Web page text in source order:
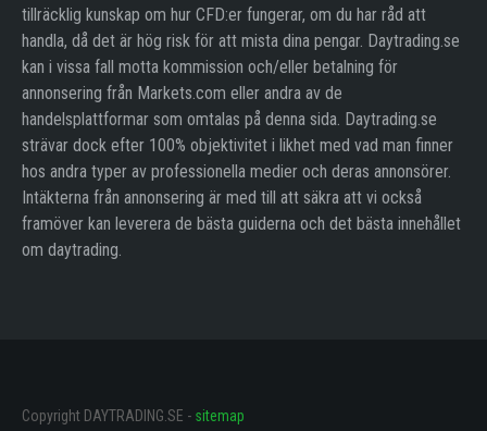
tillräcklig kunskap om hur CFD:er fungerar, om du har råd att
handla, då det är hög risk för att mista dina pengar. Daytrading.se
kan i vissa fall motta kommission och/eller betalning för
annonsering från Markets.com eller andra av de
handelsplattformar som omtalas på denna sida. Daytrading.se
strävar dock efter 100% objektivitet i likhet med vad man finner
hos andra typer av professionella medier och deras annonsörer.
Intäkterna från annonsering är med till att säkra att vi också
framöver kan leverera de bästa guiderna och det bästa innehållet
om daytrading.
Copyright DAYTRADING.SE - sitemap